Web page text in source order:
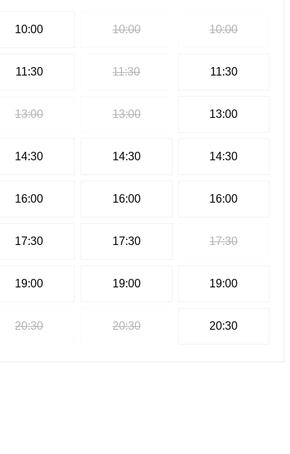
10:00
11:30
13:00
14:30
16:00
17:30
19:00
20:30
10:00
11:30
13:00
14:30
16:00
17:30
19:00
20:30
10:00
11:30
13:00
14:30
16:00
17:30
19:00
20:30